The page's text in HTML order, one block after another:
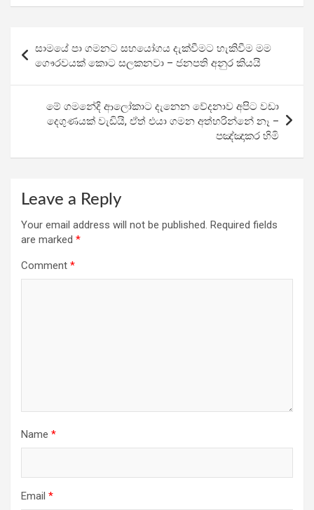
ce
b
o
o
k
tt at
s
A
p
p
e
a
m
ar
e
navigation
සාමයේ පා ගමනට සහයෝගය දැක්වීමට හැකිවීම මම
ගෞරවයක් කොට සලකනවා – ජනපති අනුර කියයි
මේ ගමනේදි ආලෝකාට දැනෙන වේදනාව අපිට වඩා
දෙගුණයක් වැඩියි, ඒත් එයා ගමන අත්හරින්නේ නෑ –
පඤ්ඤාකර හිමි
Leave a Reply
Your email address will not be published. Required fields
are marked *
Comment *
Name *
Email *